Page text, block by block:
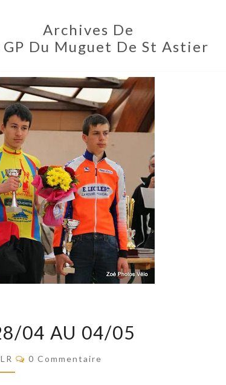
Archives De
GP Du Muguet De St Astier
28/04
04 AU 04/05
Commentaires
0 Commentaire